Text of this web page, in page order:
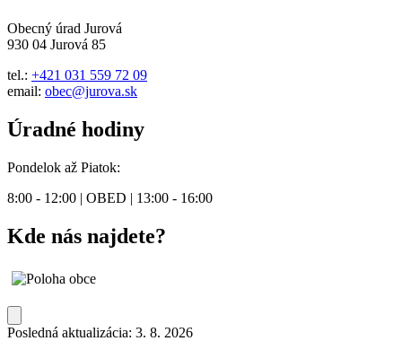
Obecný úrad Jurová
930 04 Jurová 85
tel.: +421 031 559 72 09
email: obec@jurova.sk
Úradné hodiny
Pondelok až Piatok:
8:00 - 12:00 | OBED | 13:00 - 16:00
Kde nás najdete?
Posledná aktualizácia: 3. 8. 2026